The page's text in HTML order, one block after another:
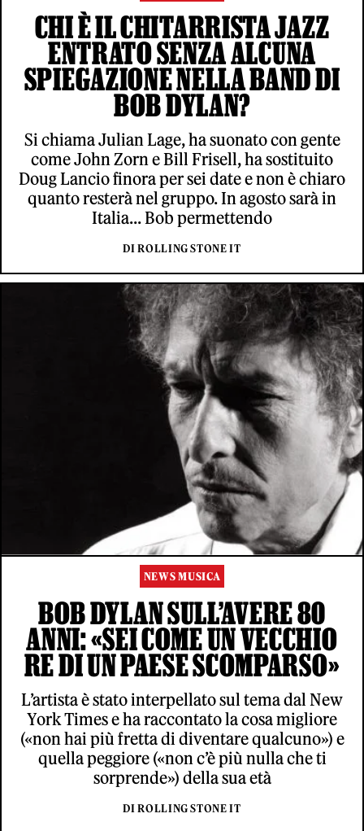
CHI È IL CHITARRISTA JAZZ
ENTRATO SENZA ALCUNA
SPIEGAZIONE NELLA BAND DI
BOB DYLAN?
Si chiama Julian Lage, ha suonato con gente
come John Zorn e Bill Frisell, ha sostituito
Doug Lancio finora per sei date e non è chiaro
quanto resterà nel gruppo. In agosto sarà in
Italia... Bob permettendo
DI ROLLING STONE IT
NEWS MUSICA
BOB DYLAN SULL’AVERE 80
ANNI: «SEI COME UN VECCHIO
RE DI UN PAESE SCOMPARSO»
L’artista è stato interpellato sul tema dal New
York Times e ha raccontato la cosa migliore
(«non hai più fretta di diventare qualcuno») e
quella peggiore («non c’è più nulla che ti
sorprende») della sua età
DI ROLLING STONE IT